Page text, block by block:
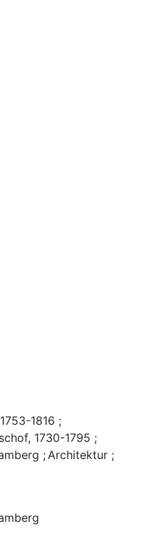
1816 ;
1730-1795 ;
;Architektur ;